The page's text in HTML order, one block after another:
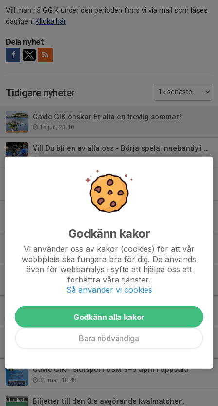
Vill man nå GGIK under den perioden finns vi via mail som läses
dagligen: Klicka här
Dela nyhet
Tidigare nyheter
Gävle GIK önskar Er alla en trevlig sommar!
15 jun, 23:10
Vill Du bli en av alla oss - Börja spela innebandy i Gävle GIK!
9 jun, 12:15
Serieindelningen är nu klar för 2026-27.
14 apr, 21:56
Gävle GIK Parasport segrade i Mälarenergi Cup!
12 apr, 23:29
TACK FÖR ALLT, BILLY ❤️💙🤍
Gävle GIK - Slutspel i USM 3–5 april i Uppsala
31 mar, 10:48
Biljetter till den 3:e avgörande kvalmatchen.
Godkänn kakor
Vi använder oss av kakor (cookies) för att vår
webbplats ska fungera bra för dig. De används
även för webbanalys i syfte att hjälpa oss att
förbättra våra tjänster.
Så använder vi cookies
Godkänn alla kakor
Bara nödvändiga